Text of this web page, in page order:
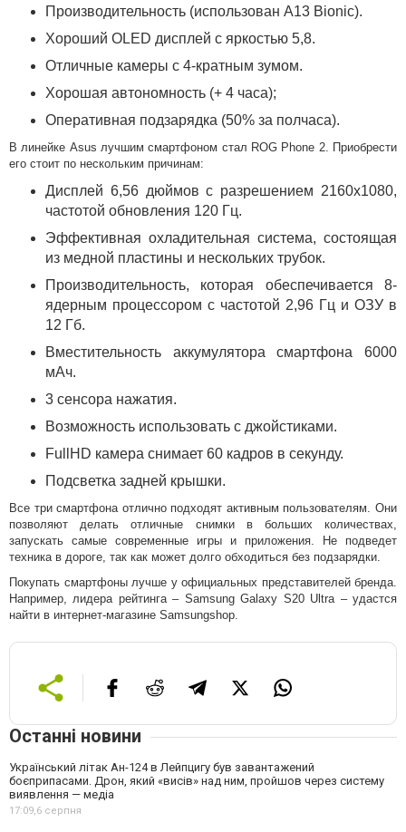
Производительность (использован A13 Bionic).
Хороший OLED дисплей с яркостью 5,8.
Отличные камеры с 4-кратным зумом.
Хорошая автономность (+ 4 часа);
Оперативная подзарядка (50% за полчаса).
В линейке Asus лучшим смартфоном стал ROG Phone 2. Приобрести
его стоит по нескольким причинам:
Дисплей 6,56 дюймов с разрешением 2160х1080,
частотой обновления 120 Гц.
Эффективная охладительная система, состоящая
из медной пластины и нескольких трубок.
Производительность, которая обеспечивается 8-
ядерным процессором с частотой 2,96 Гц и ОЗУ в
12 Гб.
Вместительность аккумулятора смартфона 6000
мАч.
3 сенсора нажатия.
Возможность использовать с джойстиками.
FullHD камера снимает 60 кадров в секунду.
Подсветка задней крышки.
Все три смартфона отлично подходят активным пользователям. Они
позволяют делать отличные снимки в больших количествах,
запускать самые современные игры и приложения. Не подведет
техника в дороге, так как может долго обходиться без подзарядки.
Покупать смартфоны лучше у официальных представителей бренда.
Например, лидера рейтинга – Samsung Galaxy S20 Ultra – удастся
найти в интернет-магазине Samsungshop.
Останні новини
Український літак Ан-124 в Лейпцигу був завантажений
боєприпасами. Дрон, який «висів» над ним, пройшов через систему
виявлення — медіа
17:09,6 серпня